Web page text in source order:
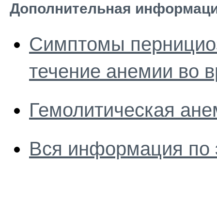
Дополнительная
Симптомы
течение анемии во
Гемолитическая
Вся информация по